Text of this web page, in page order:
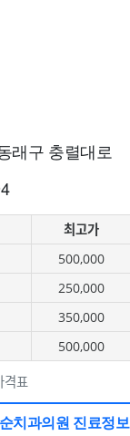
래구 충렬대로
격표
최고가
500,000
250,000
350,000
500,000
치과의원 진료정보